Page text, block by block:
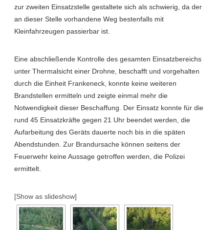
zur zweiten Einsatzstelle gestaltete sich als schwierig, da der
an dieser Stelle vorhandene Weg bestenfalls mit
Kleinfahrzeugen passierbar ist.
Eine abschließende Kontrolle des gesamten Einsatzbereichs
unter Thermalsicht einer Drohne, beschafft und vorgehalten
durch die Einheit Frankeneck, konnte keine weiteren
Brandstellen ermitteln und zeigte einmal mehr die
Notwendigkeit dieser Beschaffung. Der Einsatz konnte für die
rund 45 Einsatzkräfte gegen 21 Uhr beendet werden, die
Aufarbeitung des Geräts dauerte noch bis in die späten
Abendstunden. Zur Brandursache können seitens der
Feuerwehr keine Aussage getroffen werden, die Polizei
ermittelt.
[Show as slideshow]